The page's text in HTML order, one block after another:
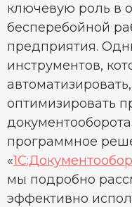
ключевую роль в
бесперебойной
предприятия.
инструментов,
оптимизировать
программное
«
мы подробно
эффективно